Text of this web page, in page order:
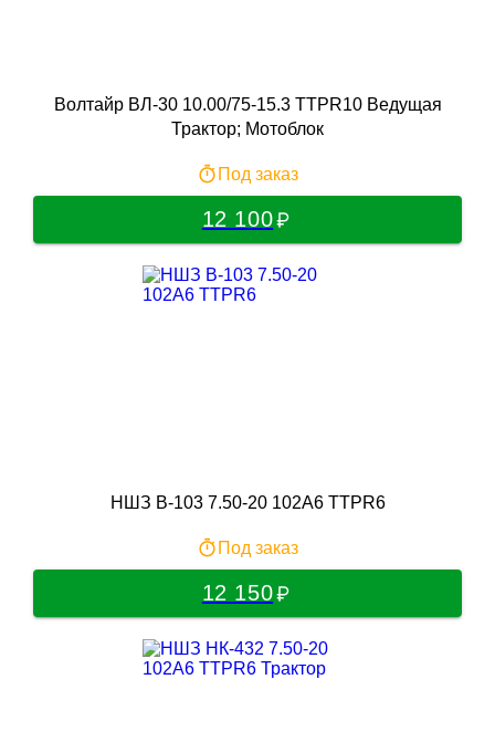
Волтайр ВЛ-30 10.00/75-15.3 TTPR10 Ведущая
Трактор; Мотоблок
Под заказ
12 100
НШЗ В-103 7.50-20 102A6 TTPR6
Под заказ
12 150